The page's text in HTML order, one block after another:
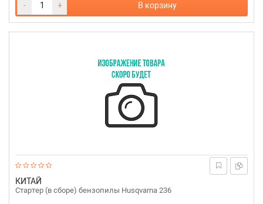
- + В корзину
КИТАЙ
Стартер (в сборе) бензопилы Husqvarna 236